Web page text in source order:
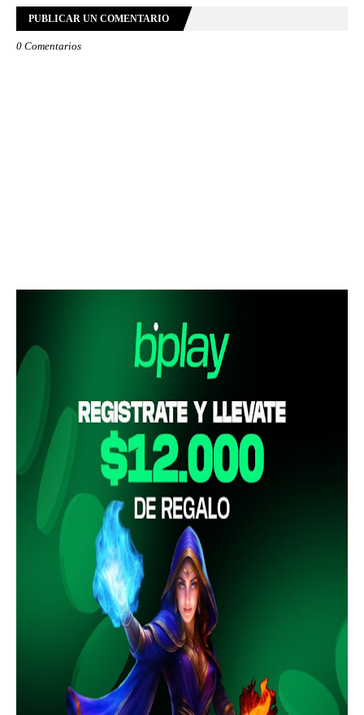
PUBLICAR UN COMENTARIO
0 Comentarios